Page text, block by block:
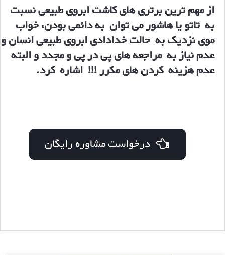
از مهم ترین برتری های کاشت ابروی طبیعی نسبت
به تاتو یا هاشور می توان به دائمی بودن، خواب
موی نزدیک به حالت خدادادی ابروی طبیعی انسان و
عدم نیاز به مراجعه های پی در پی و مجدد و البته
عدم هزینه کردن های مکرر !!! اشاره کرد.
درخواست مشاوره رایگان